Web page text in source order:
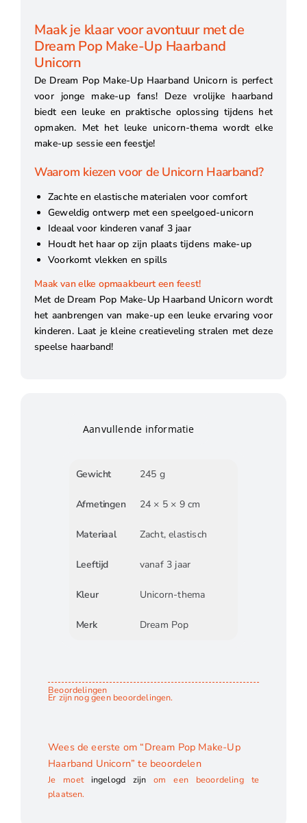
Maak je klaar voor avontuur met de
Dream Pop Make-Up Haarband
Unicorn
De Dream Pop Make-Up Haarband Unicorn is perfect
voor jonge make-up fans! Deze vrolijke haarband
biedt een leuke en praktische oplossing tijdens het
opmaken. Met het leuke unicorn-thema wordt elke
make-up sessie een feestje!
Waarom kiezen voor de Unicorn Haarband?
Zachte en elastische materialen voor comfort
Geweldig ontwerp met een speelgoed-unicorn
Ideaal voor kinderen vanaf 3 jaar
Houdt het haar op zijn plaats tijdens make-up
Voorkomt vlekken en spills
Maak van elke opmaakbeurt een feest!
Met de Dream Pop Make-Up Haarband Unicorn wordt
het aanbrengen van make-up een leuke ervaring voor
kinderen. Laat je kleine creatieveling stralen met deze
speelse haarband!
Aanvullende informatie
Gewicht 245 g
Afmetingen 24 × 5 × 9 cm
Materiaal Zacht, elastisch
Leeftijd vanaf 3 jaar
Kleur Unicorn-thema
Merk Dream Pop
Beoordelingen
Er zijn nog geen beoordelingen.
Wees de eerste om “Dream Pop Make-Up
Haarband Unicorn” te beoordelen
Je moet ingelogd zijn om een beoordeling te
plaatsen.